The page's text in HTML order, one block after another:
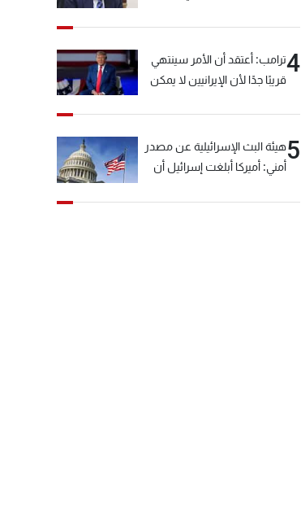
4ترامب: أعتقد أن الأمر سينتهي
قريبًا جدًا لأن الإيرانيين لا يمكن
5هيئة البث الإسرائيلية عن مصدر
أمني: أميركا أبلغت إسرائيل أن